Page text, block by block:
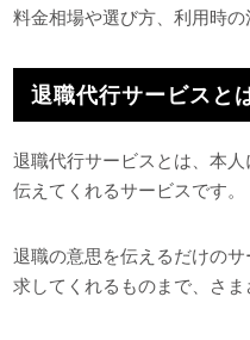
料金相場や選び方、利用時の
退職代行サービスと
退職代行サービスとは、本
伝えてくれるサービスです。
退職の意思を伝えるだけの
求してくれるものまで、さま